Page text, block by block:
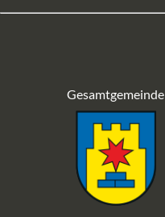
Gesamtgemeinde